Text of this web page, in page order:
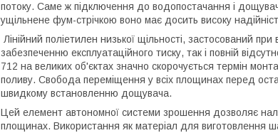
потоку. Саме ж підключення до водопостачання і
ущільнене фум-стрічкою воно має досить високу
Лінійний поліетилен низької щільності, застосований
забезпеченню експлуатаційного тиску, так і повній
712 на великих об'єктах значно скорочується термін
поливу. Свобода переміщення у всіх площинах перед
швидкому встановленню дощувача.
Цей елемент автономної системи зрошення дозволяє
площинах. Використання як матеріал для виготовлення